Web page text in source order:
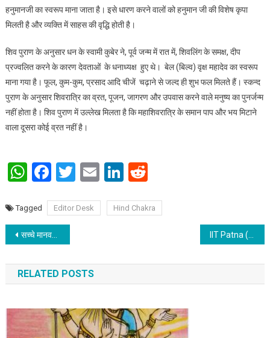
हनुमानजी का स्वरूप माना जाता है। इसे धारण करने वालों को हनुमान जी की विशेष कृपा
मिलती है और व्यक्ति में साहस की वृद्धि होती है।
शिव पुराण के अनुसार धन के स्वामी कुबेर ने, पूर्व जन्म में रात में, शिवलिंग के समक्ष, दीप
प्रज्वलित करने के कारण देवताओं के धनाध्यक्ष हुए थे। बेल (बिल्व) वृक्ष महादेव का स्वरूप
माना गया है। फूल, कुम-कुम, प्रसाद आदि चीजें चढ़ाने से जल्द ही शुभ फल मिलते हैं। स्कन्द
पुराण के अनुसार शिवरात्रि का व्रत, पूजन, जागरण और उपवास करने वाले मनुष्य का पुनर्जन्म
नहीं होता है। शिव पुराण में उल्लेख मिलता है कि महाशिवरात्रि के समान पाप और भय मिटाने
वाला दूसरा कोई व्रत नहीं है।
WhatsApp
Facebook
Twitter
EmailLinkedIn
Reddit
Tagged Editor Desk Hind Chakra
Post navigation
सच्चे मानवतावादी व्यक्ति थे पंडित गोविन्द बल्लभ पंत
RELATED POSTS